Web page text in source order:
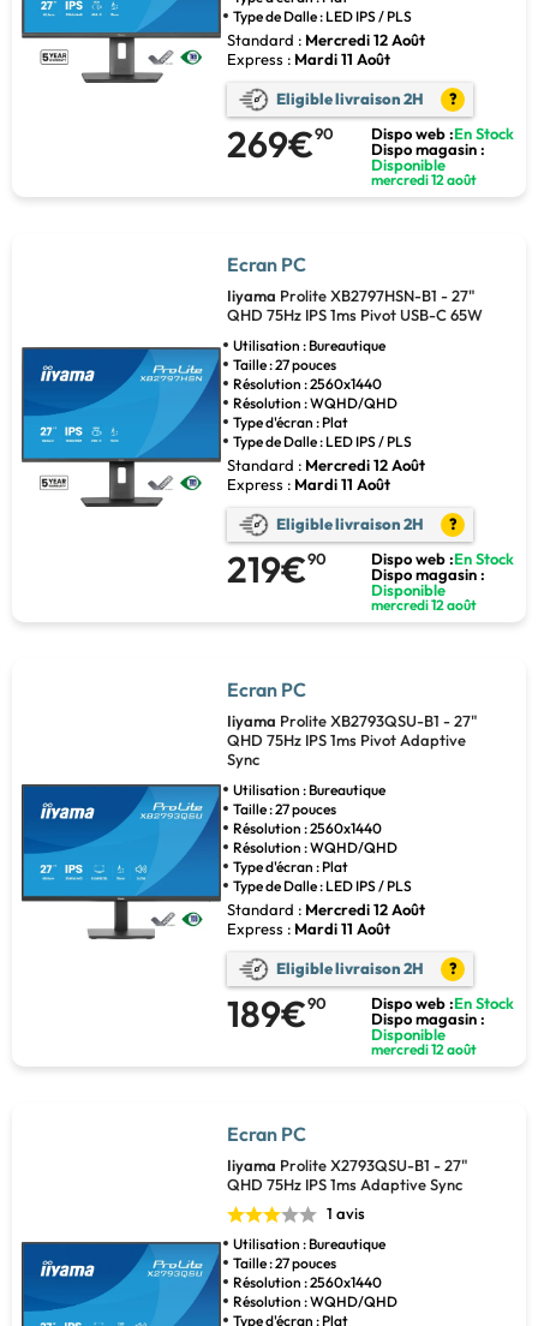
Type de Dalle : LED IPS / PLS
Standard : Mercredi 12 Août
Express : Mardi 11 Août
Eligible livraison 2H ?
269€90 Dispo web :En Stock
Dispo magasin :
Disponible
mercredi 12 août
Ecran PC
Iiyama Prolite XB2797HSN-B1 - 27"
QHD 75Hz IPS 1ms Pivot USB-C 65W
Utilisation : Bureautique
Taille : 27 pouces
Résolution : 2560x1440
Résolution : WQHD/QHD
Type d'écran : Plat
Type de Dalle : LED IPS / PLS
Standard : Mercredi 12 Août
Express : Mardi 11 Août
Eligible livraison 2H ?
219€90 Dispo web :En Stock
Dispo magasin :
Disponible
mercredi 12 août
Ecran PC
Iiyama Prolite XB2793QSU-B1 - 27"
QHD 75Hz IPS 1ms Pivot Adaptive
Sync
Utilisation : Bureautique
Taille : 27 pouces
Résolution : 2560x1440
Résolution : WQHD/QHD
Type d'écran : Plat
Type de Dalle : LED IPS / PLS
Standard : Mercredi 12 Août
Express : Mardi 11 Août
Eligible livraison 2H ?
189€90 Dispo web :En Stock
Dispo magasin :
Disponible
mercredi 12 août
Ecran PC
Iiyama Prolite X2793QSU-B1 - 27"
QHD 75Hz IPS 1ms Adaptive Sync
1 avis
Utilisation : Bureautique
Taille : 27 pouces
Résolution : 2560x1440
Résolution : WQHD/QHD
Type d'écran : Plat